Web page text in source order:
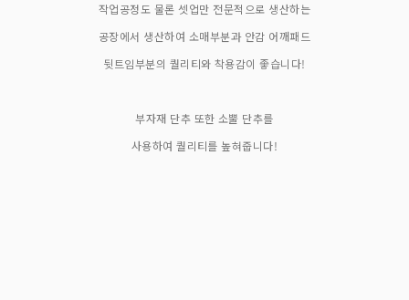
작업공정도 물론 셋업만 전문적으로 생산하는
공장에서 생산하여 소매부분과 안감 어깨패드
뒷트임부분의 퀄리티와 착용감이 좋습니다!
부자재 단추 또한 소뿔 단추를
사용하여 퀄리티를 높혀줍니다!